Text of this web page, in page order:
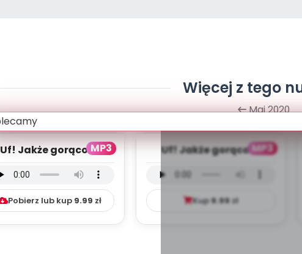
Więcej z tego
Maj 2020
MP3
Uf! Jakże gorąco! -
(PD, mp3)
Pobierz lub kup 9.99 zł
MP3
Uf! Jakże gorąco! -
Kup9.99zł